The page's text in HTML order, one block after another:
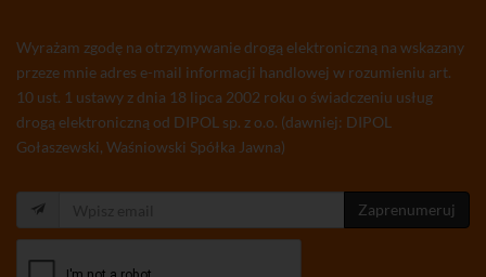
Wyrażam zgodę na otrzymywanie drogą elektroniczną na wskazany
przeze mnie adres e-mail informacji handlowej w rozumieniu art.
10 ust. 1 ustawy z dnia 18 lipca 2002 roku o świadczeniu usług
drogą elektroniczną od DIPOL sp. z o.o. (dawniej: DIPOL
Gołaszewski, Waśniowski Spółka Jawna)
Zaprenumeruj